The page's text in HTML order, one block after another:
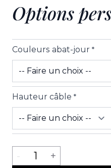
Options
Couleurs abat-jour *
Hauteur câble *
Quantité
- 1 +